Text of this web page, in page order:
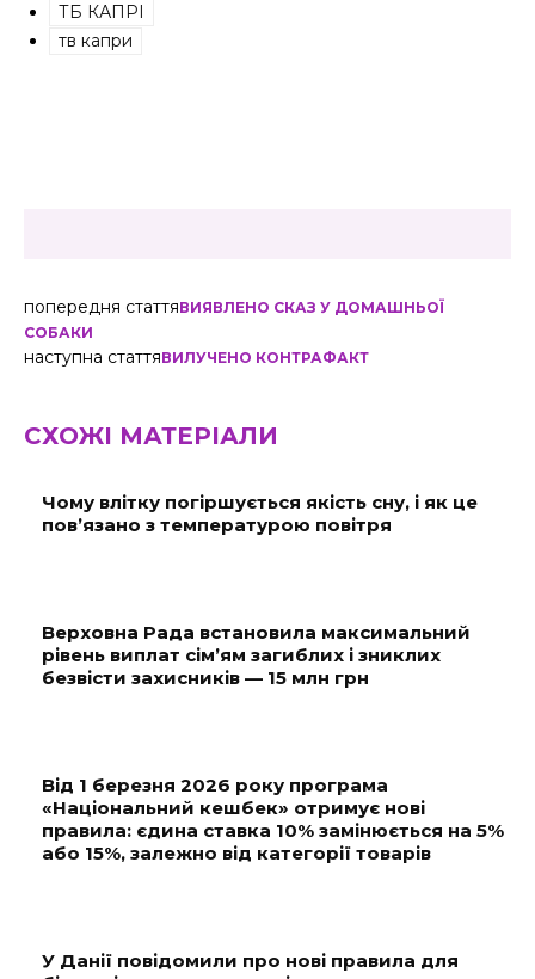
ТБ КАПРІ
тв капри
попередня статтяВИЯВЛЕНО СКАЗ У ДОМАШНЬОЇ
СОБАКИ
наступна статтяВИЛУЧЕНО КОНТРАФАКТ
СХОЖІ МАТЕРІАЛИ
Чому влітку погіршується якість сну, і як це
пов’язано з температурою повітря
Верховна Рада встановила максимальний
рівень виплат сім’ям загиблих і зниклих
безвісти захисників — 15 млн грн
Від 1 березня 2026 року програма
«Національний кешбек» отримує нові
правила: єдина ставка 10% замінюється на 5%
або 15%, залежно від категорії товарів
У Данії повідомили про нові правила для